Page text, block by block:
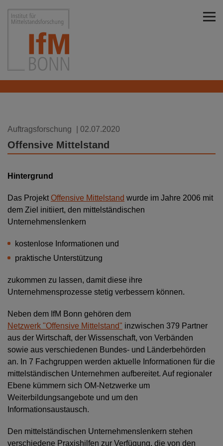
Institut für Mittelstandsforschung Bonn
Auftragsforschung | 02.07.2020
Offensive Mittelstand
Hintergrund
Das ProjektOffensive Mittelstand wurde im Jahre 2006 mit
dem Ziel initiiert, den mittelständischen
Unternehmenslenkern
kostenlose Informationen und
praktische Unterstützung
zukommen zu lassen, damit diese ihre
Unternehmensprozesse stetig verbessern können.
Neben dem IfM Bonn gehören dem
Netzwerk "Offensive Mittelstand" inzwischen 379 Partner
aus der Wirtschaft, der Wissenschaft, von Verbänden
sowie aus verschiedenen Bundes- und Länderbehörden
an. In 7 Fachgruppen werden aktuelle Informationen für die
mittelständischen Unternehmen aufbereitet. Auf regionaler
Ebene kümmern sich OM-Netzwerke um
Weiterbildungsangebote und um den
Informationsaustausch.
Den mittelständischen Unternehmenslenkern stehen
verschiedene Praxishilfen zur Verfügung, die von den